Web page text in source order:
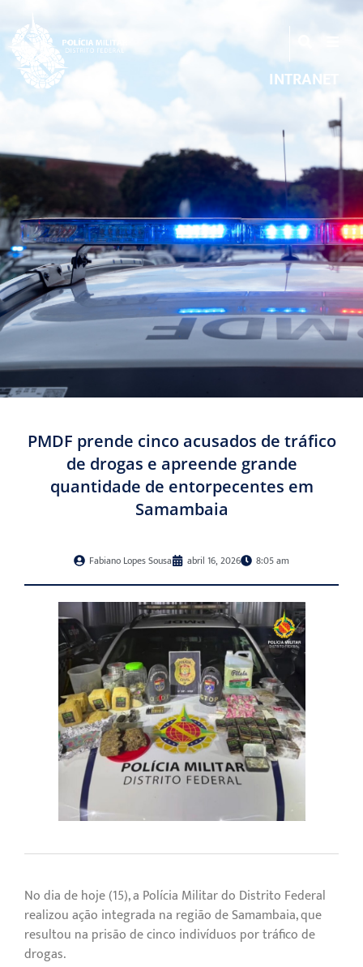
INTRANET
PMDF prende cinco acusados de tráfico
de drogas e apreende grande
quantidade de entorpecentes em
Samambaia
Fabiano Lopes Sousa abril 16, 2026 8:05 am
No dia de hoje (15), a Polícia Militar do Distrito Federal
realizou ação integrada na região de Samambaia, que
resultou na prisão de cinco indivíduos por tráfico de
drogas.